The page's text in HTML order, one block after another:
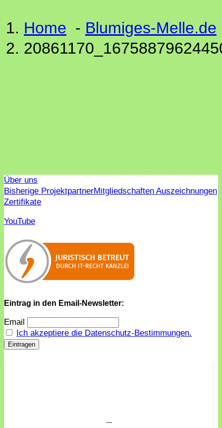
Home - Blumiges-Melle.de
Über uns
Bisherige ProjektpartnerMitgliedschaften Auszeichnungen
Zertifikate
YouTube
Eintrag in den Email-Newsletter:
Email
Ich akzeptiere die Datenschutz-Bestimmungen.